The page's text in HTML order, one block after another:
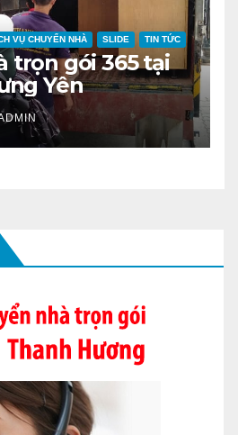
VỤ CHUYỂN NHÀ SLIDE TIN TỨC
trọn gói 365 tại
Yên